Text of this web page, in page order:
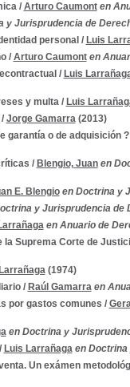
/ Arturo Caumont en
y Jurisprudencia de
personal / Luis
/ Arturo Caumont en
/ Luis
y multa/ Luis
/ Jorge Gamarra(2013)
garantía o de adquisición ?
/ Blengio, Juan en
E. Blengio en Doctrina y
y Jurisprudencia de
en Anuario de
la Suprema Corte de
(1974)
/ Raúl Gamarra en
por gastos comunes /
en Doctrina y
Luis Larrañaga en Doctrina
Un exámen